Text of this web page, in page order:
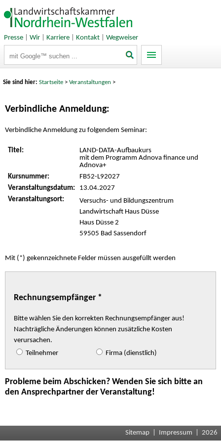
Presse| Wir| Karriere| Kontakt| Wegweiser
Sie sind hier:Startseite >Veranstaltungen >
Verbindliche Anmeldung:
Verbindliche Anmeldung zu folgendem Seminar:
Titel:
LAND-DATA-Aufbaukurs
mit dem Programm Adnova finance und
Adnova+
Kursnummer:
FB52-L92027
Veranstaltungsdatum:
13.04.2027
Veranstaltungsort:
Versuchs- und Bildungszentrum
Landwirtschaft Haus Düsse
Haus Düsse 2
59505 Bad Sassendorf
Mit (*) gekennzeichnete Felder müssen ausgefüllt werden
Rechnungsempfänger *
Bitte wählen Sie den korrekten Rechnungsempfänger aus!
Nachträgliche Änderungen können zusätzliche Kosten
verursachen.
Teilnehmer
Firma (dienstlich)
Probleme beim Abschicken? Wenden Sie sich bitte an
den Ansprechpartner der Veranstaltung!
Sitemap Impressum | 2026